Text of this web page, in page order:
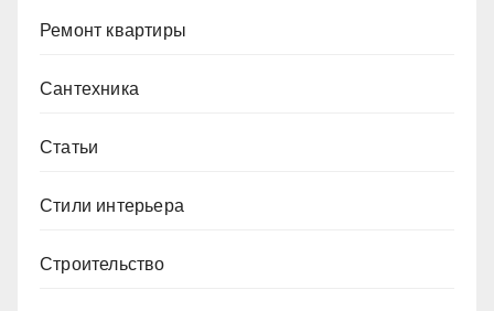
Ремонт квартиры
Сантехника
Статьи
Стили интерьера
Строительство